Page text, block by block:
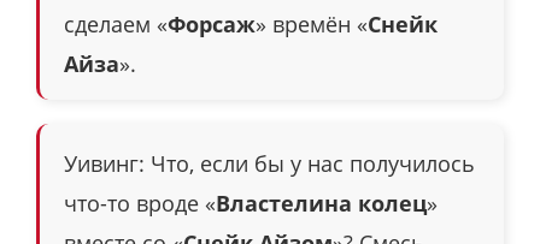
сделаем «Форсаж» времён «Снейк
Айза».
Уивинг: Что, если бы у нас получилось
что-то вроде «Властелина колец»